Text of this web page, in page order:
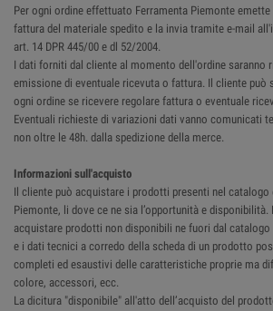
Per ogni ordine effettuato Ferramenta Piemonte
fattura del materiale spedito e la invia tramite e-mail
art. 14 DPR 445/00 e dl 52/2004.
I dati forniti dal cliente al momento dell'ordine saranno
emissione di eventuale ricevuta o fattura. Il cliente può
ogni ordine se ricevere regolare fattura o eventuale
Eventuali richieste di variazioni dati vanno comunicati
non oltre le 48h. dalla spedizione della merce.
Informazioni sull'acquisto
Il cliente può acquistare i prodotti presenti nel
Piemonte, li dove ce ne sia l’opportunità e disponibilità.
acquistare prodotti non disponibili ne fuori dal
e i dati tecnici a corredo della scheda di un prodotto
completi ed esaustivi delle caratteristiche proprie ma
colore, accessori, ecc.
La dicitura "disponibile" all'atto dell’acquisto del